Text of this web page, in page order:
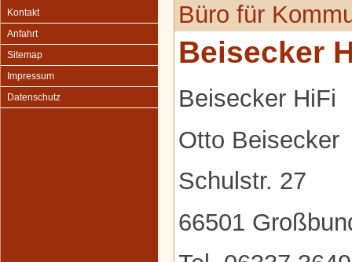
Kontakt
Anfahrt
Sitemap
Impressum
Datenschutz
Büro für
Beisecker
Beisecker HiFi
Otto Beisecker
Schulstr. 27
66501